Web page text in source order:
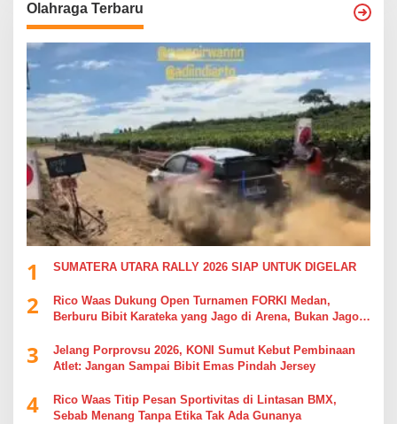
Olahraga Terbaru
1 SUMATERA UTARA RALLY 2026 SIAP UNTUK DIGELAR
2
Rico Waas Dukung Open Turnamen FORKI Medan,
Berburu Bibit Karateka yang Jago di Arena, Bukan Jago
3
Jelang Porprovsu 2026, KONI Sumut Kebut Pembinaan
Atlet: Jangan Sampai Bibit Emas Pindah Jersey
4
Rico Waas Titip Pesan Sportivitas di Lintasan BMX,
Sebab Menang Tanpa Etika Tak Ada Gunanya